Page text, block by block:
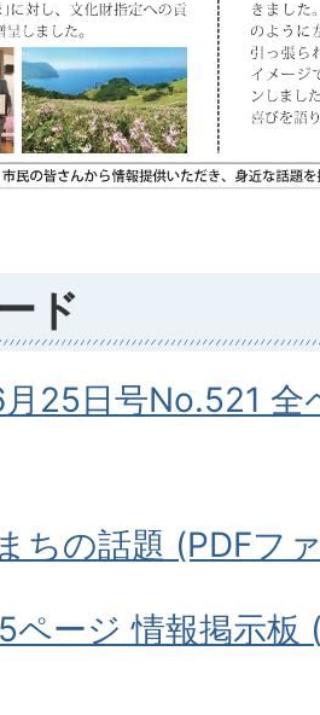
ド
25日号No.521 全
ちの話題 (PDFフ
ページ 情報掲示板